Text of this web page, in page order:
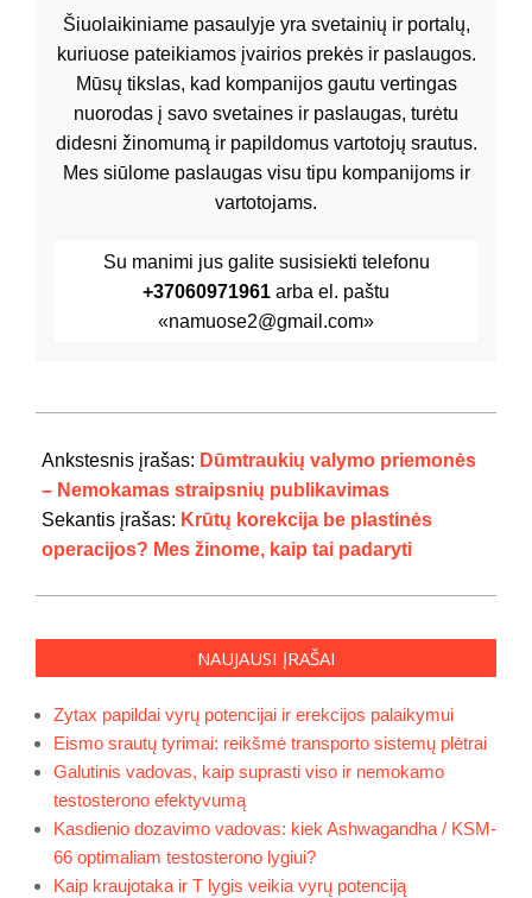
Šiuolaikiniame pasaulyje yra svetainių ir portalų,
kuriuose pateikiamos įvairios prekės ir paslaugos.
Mūsų tikslas, kad kompanijos gautu vertingas
nuorodas į savo svetaines ir paslaugas, turėtu
didesni žinomumą ir papildomus vartotojų srautus.
Mes siūlome paslaugas visu tipu kompanijoms ir
vartotojams.
Su manimi jus galite susisiekti telefonu
+37060971961 arba el. paštu
«namuose2@gmail.com»
07-
22
Ankstesnis įrašas: Dūmtraukių valymo priemonės
– Nemokamas straipsnių publikavimas
Sekantis įrašas: Krūtų korekcija be plastinės
operacijos? Mes žinome, kaip tai padaryti
NAUJAUSI ĮRAŠAI
Zytax papildai vyrų potencijai ir erekcijos palaikymui
Eismo srautų tyrimai: reikšmė transporto sistemų plėtrai
Galutinis vadovas, kaip suprasti viso ir nemokamo
testosterono efektyvumą
Kasdienio dozavimo vadovas: kiek Ashwagandha / KSM-
66 optimaliam testosterono lygiui?
Kaip kraujotaka ir T lygis veikia vyrų potenciją